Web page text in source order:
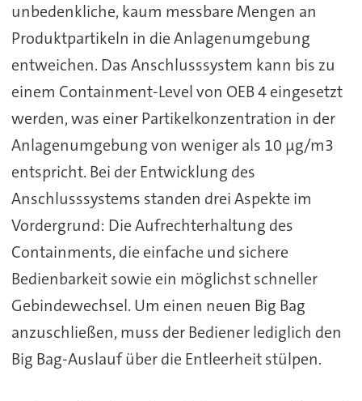
unbedenkliche, kaum messbare Mengen an
Produktpartikeln in die Anlagenumgebung
entweichen. Das Anschlusssystem kann bis zu
einem Containment-Level von OEB 4 eingesetzt
werden, was einer Partikelkonzentration in der
Anlagenumgebung von weniger als 10 μg/m3
entspricht. Bei der Entwicklung des
Anschlusssystems standen drei Aspekte im
Vordergrund: Die Aufrechterhaltung des
Containments, die einfache und sichere
Bedienbarkeit sowie ein möglichst schneller
Gebindewechsel. Um einen neuen Big Bag
anzuschließen, muss der Bediener lediglich den
Big Bag-Auslauf über die Entleerheit stülpen.